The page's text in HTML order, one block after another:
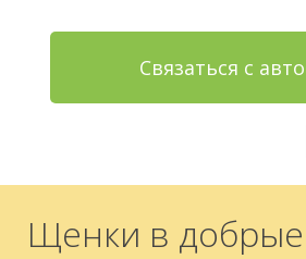
Связаться с
Щенки в добрые